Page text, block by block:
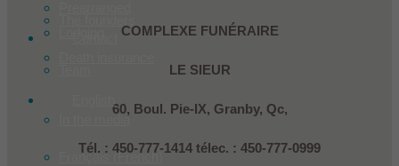
In the media
Français (French
COMPLEXE FUNÉRAIRE
LE SIEUR
60, Boul. Pie-IX, Granby, Qc,
Tél. : 450-777-1414 télec. : 450-777-0999